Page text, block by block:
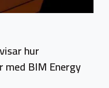
hur
med BIM Energy